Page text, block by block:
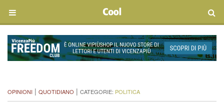
OPINIONI | QUOTIDIANO | CATEGORIE: POLITICA